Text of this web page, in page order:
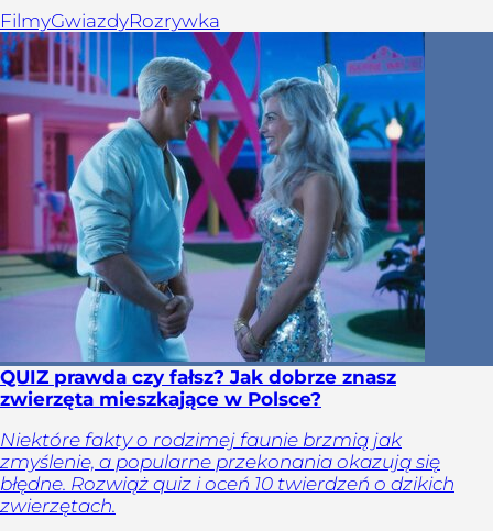
FilmyGwiazdyRozrywka
QUIZ prawda czy fałsz? Jak dobrze znasz
zwierzęta mieszkające w Polsce?
Niektóre fakty o rodzimej faunie brzmią jak
zmyślenie, a popularne przekonania okazują się
błędne. Rozwiąż quiz i oceń 10 twierdzeń o dzikich
zwierzętach.